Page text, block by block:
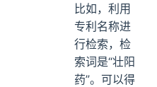
比如，利用
专利名称进
行检索，检
索词是“壮阳
药”。可以得